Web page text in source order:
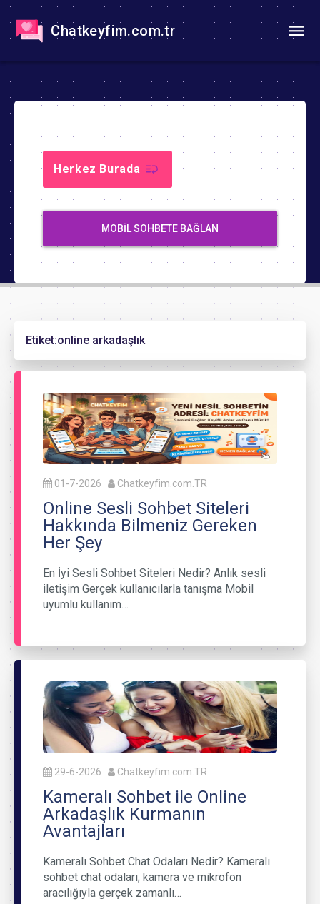
Chatkeyfim.com.tr
Herkez Burada
MOBIL SOHBETE BAĞLAN
Etiket:online arkadaşlık
01-7-2026 Chatkeyfim.com.TR
Online Sesli Sohbet Siteleri
Hakkında Bilmeniz Gereken
Her Şey
En İyi Sesli Sohbet Siteleri Nedir? Anlık sesli
iletişim Gerçek kullanıcılarla tanışma Mobil
uyumlu kullanım…
29-6-2026 Chatkeyfim.com.TR
Kameralı Sohbet ile Online
Arkadaşlık Kurmanın
Avantajları
Kameralı Sohbet Chat Odaları Nedir? Kameralı
sohbet chat odaları; kamera ve mikrofon
aracılığıyla gerçek zamanlı…